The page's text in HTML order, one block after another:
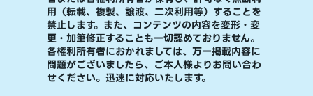
用（転載、複製、譲渡、二次利用等）することを
禁止します。また、コンテンツの内容を変形・変
更・加筆修正することも一切認めておりません。
各権利所有者におかれましては、万一掲載内容に
問題がございましたら、ご本人様よりお問い合わ
せください。迅速に対応いたします。